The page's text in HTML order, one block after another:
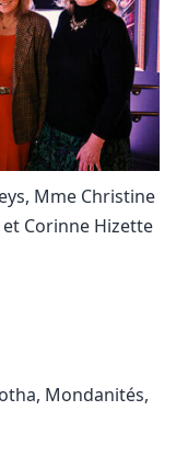
Mme Christine
Corinne Hizette
, Mondanités,